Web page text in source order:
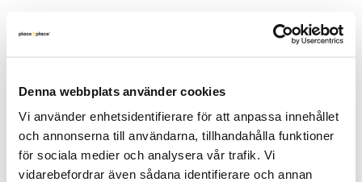
Denna webbplats använder cookies
Vi använder enhetsidentifierare för att anpassa innehållet
och annonserna till användarna, tillhandahålla funktioner
för sociala medier och analysera vår trafik. Vi
vidarebefordrar även sådana identifierare och annan
Produkten i korthet
Mått: Sitthöjd: 44-59 cm, Rygghöjd: 70 cm,
Ryggbredd: 44 cm, Sitsbredd: 50 cm, Sittdjup:
Skick: 4/5
2 års garanti